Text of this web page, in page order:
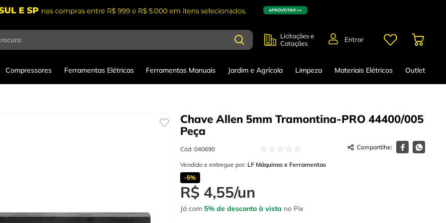
Licitações e
Cotações
Entrar
Compressores Ferramentas Elétricas Ferramentas Manuais Jardim e Agrícola Limpeza Materiais Elétricos Outlet
Chave Allen 5mm Tramontina-PRO 44400/005
Peça
Cód: 040690
Vendido e entregue por: LF Máquinas e Ferramentas
-5%
R$ 4,55/un
Já com 5% de desconto à vista no Pix